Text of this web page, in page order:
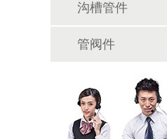
沟槽管件
管阀件